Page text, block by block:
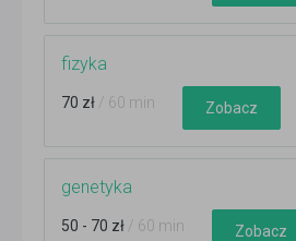
fizyka
70 zł / 60 min Zobacz
genetyka
50 - 70 zł / 60 min Zobacz